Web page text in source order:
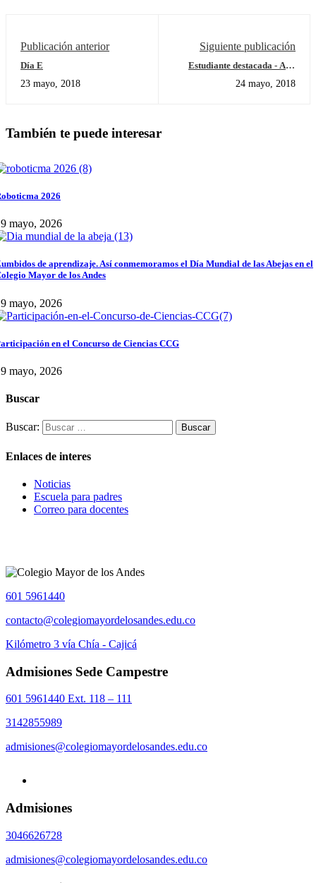
Publicación anterior
Día E
23 mayo, 2018
Siguiente publicación
Estudiante destacada - Ana
24 mayo, 2018
También te puede interesar
2026
mayo, 2026
de aprendizaje. Así conmemoramos el Día Mundial de las Abejas en el
Mayor de los Andes
mayo, 2026
en el Concurso de Ciencias CCG
mayo, 2026
Buscar
Buscar:
Enlaces de interes
Noticias
Escuela para padres
Correo para docentes
601 5961440
contacto@colegiomayordelosandes.edu.co
Kilómetro 3 vía Chía - Cajicá
Admisiones Sede Campestre
601 5961440 Ext. 118 – 111
3142855989
admisiones@colegiomayordelosandes.edu.co
Admisiones
3046626728
admisiones@colegiomayordelosandes.edu.co